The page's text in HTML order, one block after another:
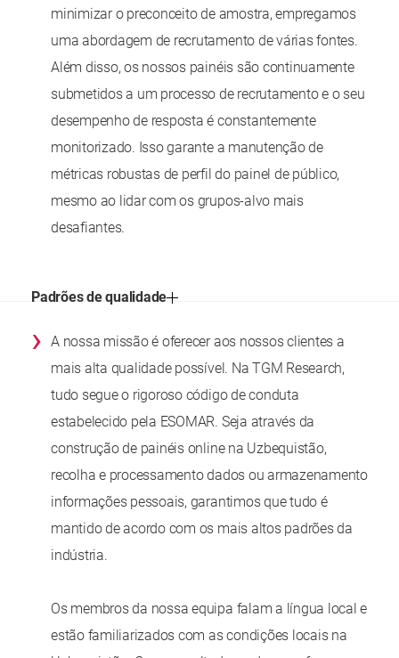
minimizar o preconceito de amostra, empregamos
uma abordagem de recrutamento de várias fontes.
Além disso, os nossos painéis são continuamente
submetidos a um processo de recrutamento e o seu
desempenho de resposta é constantemente
monitorizado. Isso garante a manutenção de
métricas robustas de perfil do painel de público,
mesmo ao lidar com os grupos-alvo mais
desafiantes.
Padrões de qualidade
› A nossa missão é oferecer aos nossos clientes a
mais alta qualidade possível. Na TGM Research,
tudo segue o rigoroso código de conduta
estabelecido pela ESOMAR. Seja através da
construção de painéis online na Uzbequistão,
recolha e processamento dados ou armazenamento
informações pessoais, garantimos que tudo é
mantido de acordo com os mais altos padrões da
indústria.
Os membros da nossa equipa falam a língua local e
estão familiarizados com as condições locais na